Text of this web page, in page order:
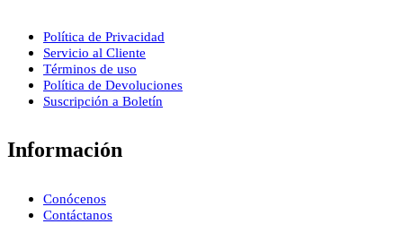
Política de Privacidad
Servicio al Cliente
Términos de uso
Política de Devoluciones
Suscripción a Boletín
Información
Conócenos
Contáctanos